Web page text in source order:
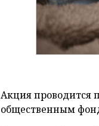
Акция проводится
общественным